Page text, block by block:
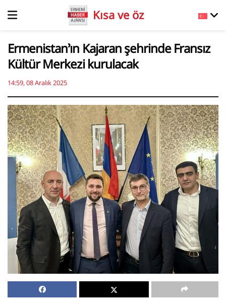
Kısa ve öz
Ermenistan’ın Kajaran şehrinde Fransız
Kültür Merkezi kurulacak
14:59, 08 Aralık 2025